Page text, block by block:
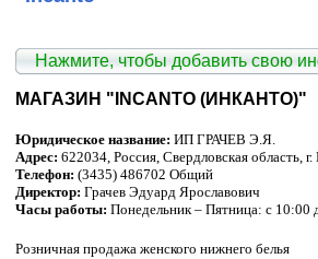
Нажмите, чтобы добавить свою
МАГАЗИН "INCANTO (ИНКАНТО)"
Юридическое название: ИП ГРАЧЕВ Э.Я.
Адрес: 622034, Россия, Свердловская область,
Телефон: (3435) 486702 Общий
Директор: Грачев Эдуард Ярославович
Часы работы: Понедельник – Пятница: с 10:00
Розничная продажа женского нижнего белья